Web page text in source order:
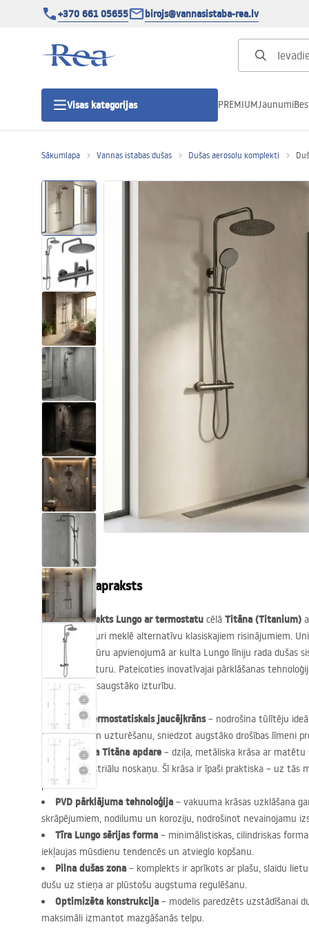
+370 661 05655 birojs@vannasistaba-rea.lv
Visas kategorijas
Dušas durvis
Vannas istabas dušas paliktņi
Lineāras dušas notekas
Tualetes
Vannas un ekrāni
Vannas istabas jaucējkrāni
Vannas istabas dušas
Virtuve
Vannas istabas piederumi
PREMIUMJaunumi
Sākumlapa Vannas istabas dušas Dušas aerosolu komplekti
Produkta apraksts
Dušas komplekts Lungo ar termostatu cēlā Titāna (Titanium)
pazinējiem, kuri meklē alternatīvu klasiskajiem risinājumiem.
satīna struktūru apvienojumā ar kulta Lungo līniju rada dušas
prestižu raksturu. Pateicoties inovatīvajai pārklāšanas
estētiku ar visaugstāko izturību.
Precīzs termostatiskais jaucējkrāns– nodrošina tūlītēju
iestatīšanu un uzturēšanu, sniedzot augstāko drošības līmeni
Ekskluzīva Titāna apdare – dziļa, metāliska krāsa ar matētu
luksusa industriālu noskaņu. Šī krāsa ir īpaši praktiska – uz tās
pēdas.
PVD pārklājuma tehnoloģija – vakuuma krāsas uzklāšana
skrāpējumiem, nodilumu un koroziju, nodrošinot nevainojamu
Tīra Lungo sērijas forma – minimālistiskas, cilindriskas
iekļaujas mūsdienu tendencēs un atvieglo kopšanu.
Pilna dušas zona – komplekts ir aprīkots ar plašu, slaidu
dušu uz stieņa ar plūstošu augstuma regulēšanu.
Optimizēta konstrukcija – modelis paredzēts uzstādīšanai
maksimāli izmantot mazgāšanās telpu.